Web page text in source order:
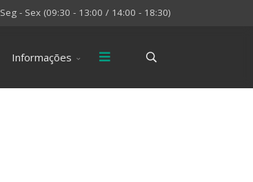
Seg - Sex (09:30 - 13:00 / 14:00 - 18:30)
Informações